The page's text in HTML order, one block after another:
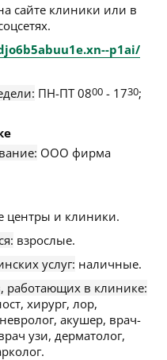
сайте клиники или в
p1ai/
ПН-ПТ 0800 - 1730;
ООО фирма
центры и клиники.
взрослые.
услуг: наличные.
работающих в клинике:
хирург, лор,
акушер, врач-
узи, дерматолог,